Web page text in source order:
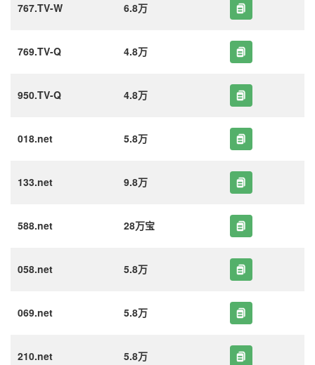
767.TV-W 6.8万
769.TV-Q 4.8万
950.TV-Q 4.8万
018.net 5.8万
133.net 9.8万
588.net 28万宝
058.net 5.8万
069.net 5.8万
210.net 5.8万